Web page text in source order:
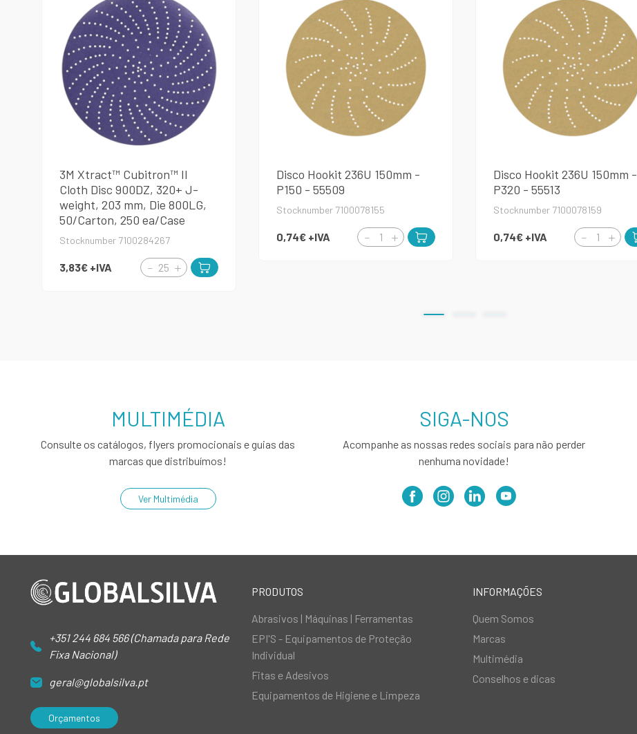
3M Xtract™ Cubitron™ II
Cloth Disc 900DZ, 320+ J-
weight, 203 mm, Die 800LG,
50/Carton, 250 ea/Case
Stocknumber 7100284267
3,83€ +IVA
Disco Hookit 236U 150mm -
P150 - 55509
Stocknumber 7100078155
0,74€ +IVA
Disco Hookit 236U 150mm -
P320 - 55513
Stocknumber 7100078159
0,74€ +IVA
MULTIMÉDIA
Consulte os catálogos, flyers promocionais e guias das
marcas que distribuímos!
Ver Multimédia
SIGA-NOS
Acompanhe as nossas redes sociais para não perder
nenhuma novidade!
+351 244 684 566 (Chamada para Rede
Fixa Nacional)
geral@globalsilva.pt
Orçamentos
PRODUTOS
Abrasivos | Máquinas | Ferramentas
EPI'S - Equipamentos de Proteção
Individual
Fitas e Adesivos
Equipamentos de Higiene e Limpeza
INFORMAÇÕES
Quem Somos
Marcas
Multimédia
Conselhos e dicas